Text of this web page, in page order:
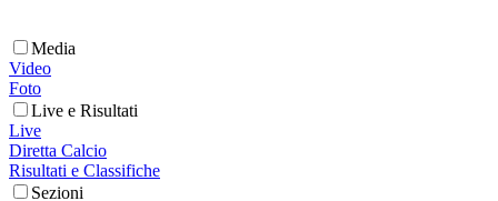
Media
Video
Foto
Live e Risultati
Live
Diretta Calcio
Risultati e Classifiche
Sezioni